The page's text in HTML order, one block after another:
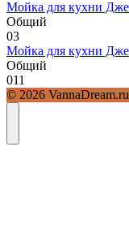
Мойка для кухни
Общий
03
Мойка для кухни
Общий
011
© 2026 VannaDream.ru